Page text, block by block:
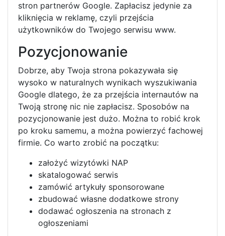
stron partnerów Google. Zapłacisz jedynie za
kliknięcia w reklamę, czyli przejścia
użytkowników do Twojego serwisu www.
Pozycjonowanie
Dobrze, aby Twoja strona pokazywała się
wysoko w naturalnych wynikach wyszukiwania
Google dlatego, że za przejścia internautów na
Twoją stronę nic nie zapłacisz. Sposobów na
pozycjonowanie jest dużo. Można to robić krok
po kroku samemu, a można powierzyć fachowej
firmie. Co warto zrobić na początku:
założyć wizytówki NAP
skatalogować serwis
zamówić artykuły sponsorowane
zbudować własne dodatkowe strony
dodawać ogłoszenia na stronach z
ogłoszeniami